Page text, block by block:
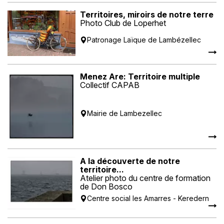
Territoires, miroirs de notre terre
Photo Club de Loperhet
Patronage Laïque de Lambézellec
Menez Are: Territoire multiple
Collectif CAPAB
Mairie de Lambezellec
A la découverte de notre
territoire...
Atelier photo du centre de formation
de Don Bosco
Centre social les Amarres - Keredern